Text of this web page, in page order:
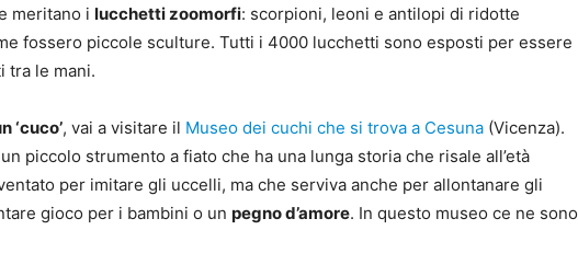
meritano i lucchetti zoomorfi: scorpioni, leoni e antilopi di ridotte
fossero piccole sculture. Tutti i 4000 lucchetti sono esposti per essere
tra le mani.
‘cuco’, vai a visitare il Museo dei cuchi che si trova a Cesuna (Vicenza).
piccolo strumento a fiato che ha una lunga storia che risale all’età
per imitare gli uccelli, ma che serviva anche per allontanare gli
gioco per i bambini o un pegno d’amore. In questo museo ce ne sono